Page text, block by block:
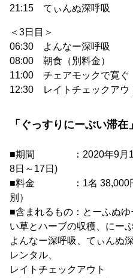
21:15 てぃんぬ深呼吸
＜3日目＞
06:30 よんなー深呼吸
08:00 朝食（別料金）
11:00 チェアモックで寛ぐ
12:30 レイトチェックアウ
「ぐっすりにーぶい滞在
■期間 ：2020年9月1日
8日～17日)
■料金 ：1名 38,000円
別）
■含まれるもの：とーふぬ
い草とハーブの収穫、にー
よんなー深呼吸、てぃんぬ
レンタル、
レイトチェックアウト